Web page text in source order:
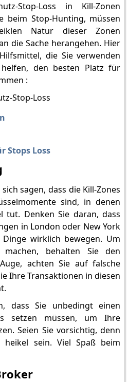
Stop-Loss in Kill-Zonen
beim Stop-Hunting, müssen
Natur dieser Zonen
die Sache herangehen. Hier
die Sie verwenden
den besten Platz für
:
Stops Loss
sagen, dass die Kill-Zones
sind, in denen
Denken Sie daran, dass
in London oder New York
wirklich bewegen. Um
behalten Sie den
achten Sie auf falsche
Ihre Transaktionen in diesen
dass Sie unbedingt einen
setzen müssen, um Ihre
Seien Sie vorsichtig, denn
heikel sein. Viel Spaß beim